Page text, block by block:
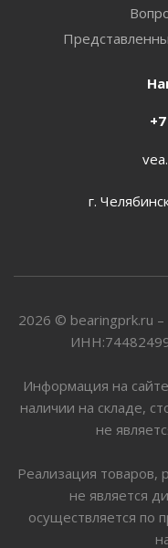
г.
2026 © bearingprk.ru
Информация на
наличии на складе,
не
Реализация товаров,
не является
осуществляется по